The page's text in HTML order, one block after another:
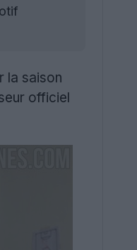
la saison
officiel